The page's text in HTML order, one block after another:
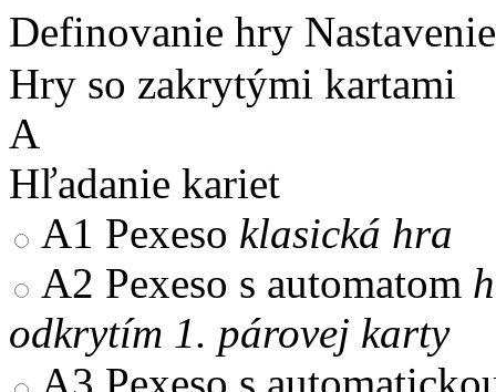
Definovanie hry
Hry so zakrytými kartami
A
Hľadanie kariet
A1 Pexeso klasická hra
A2 Pexeso s automatom
odkrytím 1. párovej karty
A3 Pexeso s